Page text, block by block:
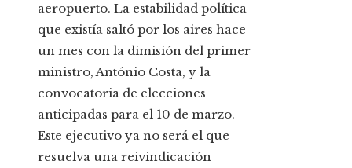
aeropuerto. La estabilidad política
que existía saltó por los aires hace
un mes con la dimisión del primer
ministro, António Costa, y la
convocatoria de elecciones
anticipadas para el 10 de marzo.
Este ejecutivo ya no será el que
resuelva una reivindicación